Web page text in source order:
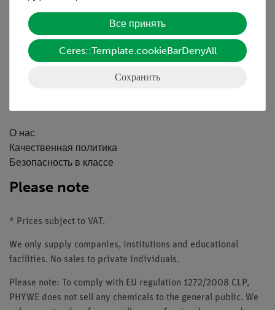
Краткий обзор услуг
Скачать
Каталоги
Вебинары и Видео
Связаться со службой поддержки клиентов
О нас
Качественная политика
Безопасность в классе
Please note
* Prices subject to VAT.
We only supply companies, institutions and educational
facilities. No sales to private individuals.
Please note: To comply with EU regulation 1272/2008 CLP,
PHYWE does not sell any chemicals to the general public. We
Все принять
Ceres::Template.cookieBarDenyAll
Сохранить